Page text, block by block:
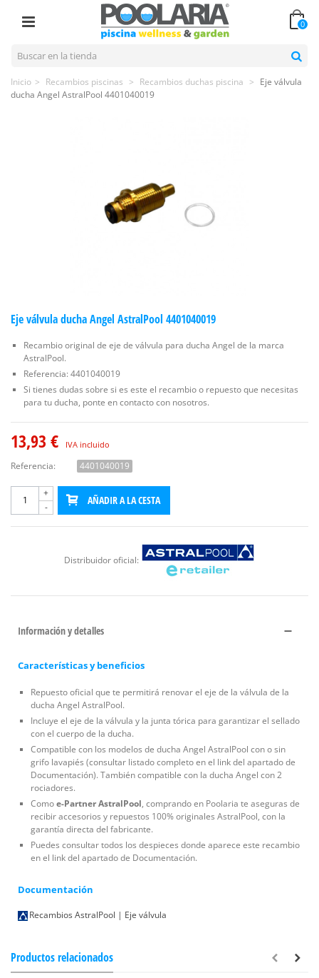
0
Inicio > Recambios piscinas > Recambios duchas piscina > Eje válvula
ducha Angel AstralPool 4401040019
Eje válvula ducha Angel AstralPool 4401040019
Recambio original de eje de válvula para ducha Angel de la marca
AstralPool.
Referencia: 4401040019
Si tienes dudas sobre si es este el recambio o repuesto que necesitas
para tu ducha, ponte en contacto con nosotros.
13,93 € IVA incluido
Referencia: 4401040019
-
+
AÑADIR A LA CESTA
Distribuidor oficial:
Información y detalles
Características y beneficios
Repuesto oficial que te permitirá renovar el eje de la válvula de la
ducha Angel AstralPool.
Incluye el eje de la válvula y la junta tórica para garantizar el sellado
con el cuerpo de la ducha.
Compatible con los modelos de ducha Angel AstralPool con o sin
grifo lavapiés (consultar listado completo en el link del apartado de
Documentación). También compatible con la ducha Angel con 2
rociadores.
Comoe-Partner AstralPool, comprando en Poolaria te aseguras de
recibir accesorios y repuestos 100% originales AstralPool, con la
garantía directa del fabricante.
Puedes consultar todos los despieces donde aparece este recambio
en el link del apartado de Documentación.
Documentación
Recambios AstralPool | Eje válvula
Productos relacionados